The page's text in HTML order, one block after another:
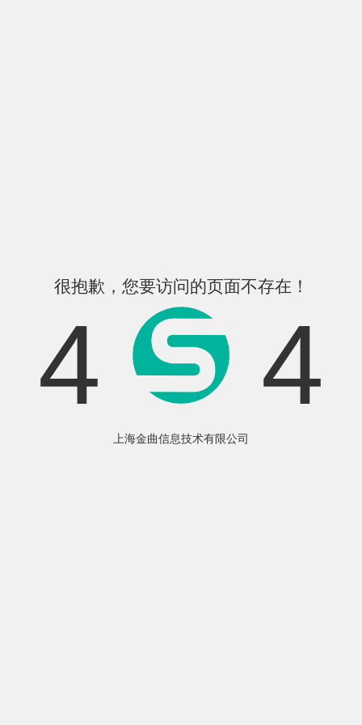
很抱歉，您要访问的页面不存在！
4 4
上海金曲信息技术有限公司